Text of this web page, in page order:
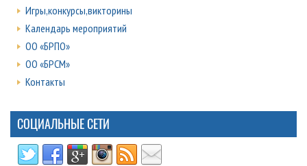
Игры,конкурсы,викторины
Календарь мероприятий
ОО «БРПО»
ОО «БРСМ»
Контакты
СОЦИАЛЬНЫЕ СЕТИ